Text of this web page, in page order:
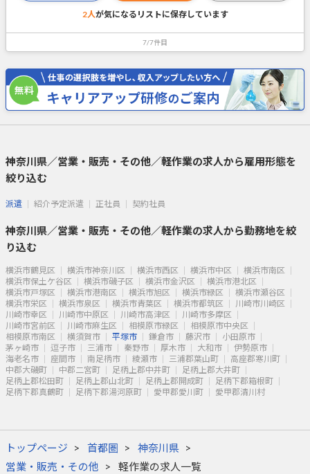
2人が気になるリストに保存しています
7/7件目
神奈川県／営業・販売・その他／軽作業の求人から雇用形態を
絞り込む
派遣 紹介予定派遣 正社員 契約社員
神奈川県／営業・販売・その他／軽作業の求人から勤務地を絞
り込む
横浜市鶴見区 横浜市神奈川区 横浜市西区 横浜市中区
横浜市南区
横浜市保土ケ谷区
横浜市磯子区 横浜市金沢区
横浜市港北区
横浜市戸塚区
横浜市港南区 横浜市旭区 横浜市緑区
横浜市瀬谷区
横浜市栄区
横浜市泉区 横浜市青葉区 横浜市都筑区
川崎市川崎区
川崎市幸区
川崎市中原区 川崎市高津区
川崎市多摩区
川崎市宮前区
川崎市麻生区 相模原市緑区
相模原市中央区
相模原市南区
横須賀市 平塚市 鎌倉市 藤沢市
小田原市
茅ヶ崎市
逗子市 三浦市 秦野市 厚木市 大和市
伊勢原市
海老名市
座間市 南足柄市 綾瀬市 三浦郡葉山町
高座郡寒川町
中郡大磯町
中郡二宮町 足柄上郡中井町
足柄上郡大井町
足柄上郡松田町
足柄上郡山北町 足柄上郡開成町
足柄下郡箱根町
足柄下郡真鶴町
足柄下郡湯河原町 愛甲郡愛川町 愛甲郡清川村
トップページ 首都圏
神奈川県
営業・販売・その他
軽作業の求人一覧